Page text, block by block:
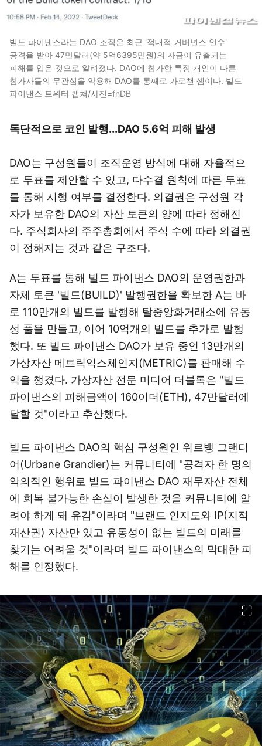
빌드 파이낸스라는 DAO 조직은 최근 '적대적 거버넌스 인수'
공격을 받아 47만달러(약 5억6395만원)의 자금이 유출되는
피해를 입은 것으로 알려졌다. DAO에 참가한 특정 개인이 다른
참가자들의 무관심을 악용해 DAO를 통째로 가로챈 셈이다. 빌드
파이낸스 트위터 캡쳐/사진=fnDB
독단적으로 코인 발행...DAO 5.6억 피해 발생
DAO는 구성원들이 조직운영 방식에 대해 자율적으
로 투표를 제안할 수 있고, 다수결 원칙에 따른 투표
를 통해 시행 여부를 결정한다. 의결권은 구성원 각
자가 보유한 DAO의 자산 토큰의 양에 따라 정해진
다. 주식회사의 주주총회에서 주식 수에 따라 의결권
이 정해지는 것과 같은 구조다.
A는 투표를 통해 빌드 파이낸스 DAO의 운영권한과
자체 토큰 '빌드(BUILD)' 발행권한을 확보한 A는 바
로 110만개의 빌드를 발행해 탈중앙화거래소에 유동
성 풀을 만들고, 이어 10억개의 빌드를 추가로 발행
했다. 또 빌드 파이낸스 DAO가 보유 중인 13만개의
가상자산 메트릭익스체인지(METRIC)를 판매해 수
익을 챙겼다. 가상자산 전문 미디어 더블록은 "빌드
파이낸스의 피해금액이 160이더(ETH), 47만달러에
달할 것"이라고 추산했다.
빌드 파이낸스 DAO의 핵심 구성원인 위르뱅 그랜디
어(Urbane Grandier)는 커뮤니티에 "공격자 한 명의
악의적인 행위로 빌드 파이낸스 DAO 재무자산 전체
에 회복 불가능한 손실이 발생한 것을 커뮤니티에 알
려야 하게 돼 유감"이라며 "브랜드 인지도와 IP(지적
재산권) 자산만 있고 유동성이 없는 빌드의 미래를
찾기는 어려울 것"이라며 빌드 파이낸스의 막대한 피
해를 인정했다.